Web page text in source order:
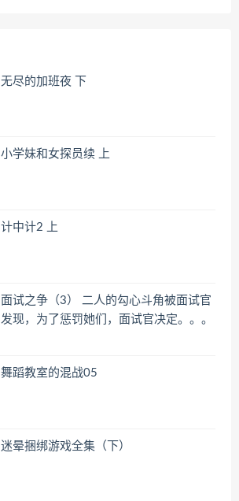
无尽的加班夜 下
小学妹和女探员续 上
计中计2 上
面试之争（3） 二人的勾心斗角被面试官
发现，为了惩罚她们，面试官决定。。。
舞蹈教室的混战05
迷晕捆绑游戏全集（下）